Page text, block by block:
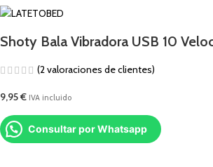
Shoty Bala Vibradora USB 10
(2valoraciones de clientes)
9,95€ IVA incluido
Consultar por Whatsapp